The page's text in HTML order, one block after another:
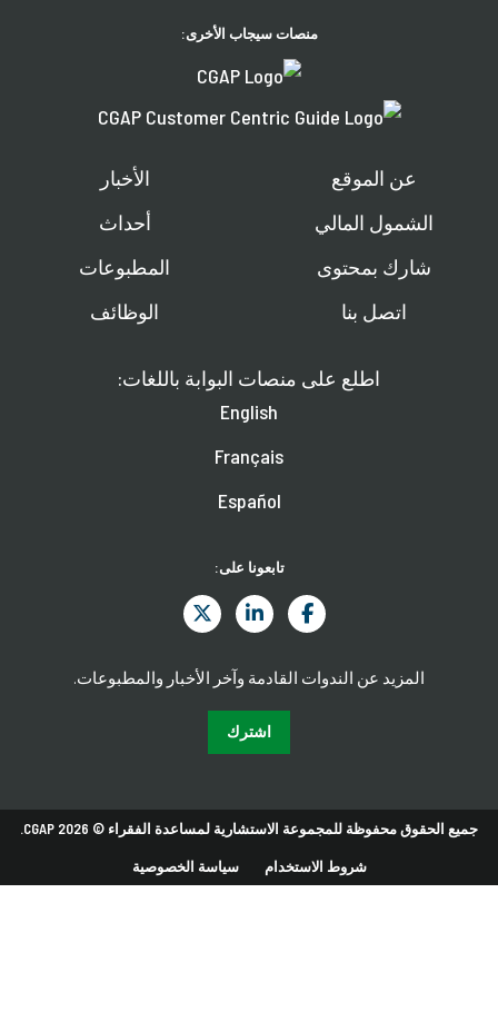
منصات سيجاب الأخرى:
عن الموقع
الشمول المالي
شارك بمحتوى
اتصل بنا
الأخبار
أحداث
المطبوعات
الوظائف
اطلع على منصات البوابة باللغات:
English
Français
Español
تابعونا على:
المزيد عن الندوات القادمة وآخر الأخبار والمطبوعات.
اشترك
جميع الحقوق محفوظة للمجموعة الاستشارية لمساعدة الفقراء © 2026 CGAP.
شروط الاستخدام سياسة الخصوصية